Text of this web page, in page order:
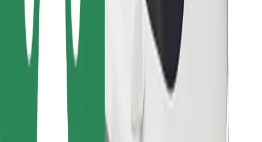
Dla restauracji
Bolt for Business
Pliki cookie
Bezpieczeństwo